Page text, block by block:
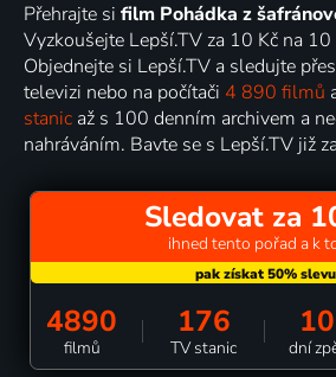
Přehrajte si film Pohádka z
Vyzkoušejte Lepší.TV za 10 Kč na 10
Objednejte si Lepší.TV a sledujte
televizi nebo na počítači 4 890 filmů
stanic až s 100 denním archivem a
nahráváním. Bavte se s Lepší.TV již za
Sledovat za
ihned tento pořad a k
4890
filmů
176
TV stanic dní